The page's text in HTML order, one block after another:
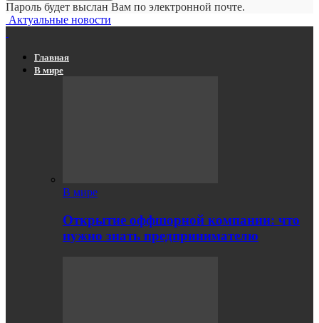
Пароль будет выслан Вам по электронной почте.
Актуальные новости
Главная
В мире
В мире
Открытие оффшорной компании: что
нужно знать предпринимателю